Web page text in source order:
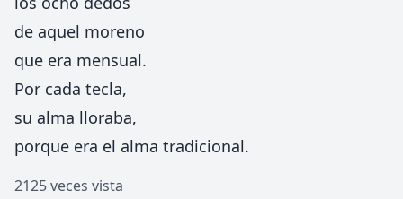
de aquel moreno
que era mensual.
Por cada tecla,
su alma lloraba,
porque era el alma tradicional.
2125 veces vista